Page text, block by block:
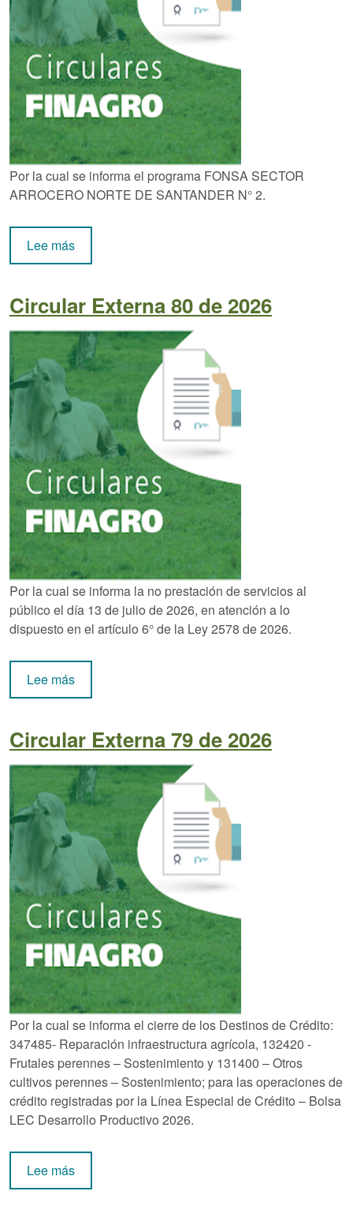
Por la cual se informa el programa FONSA SECTOR
ARROCERO NORTE DE SANTANDER N° 2.
Lee mássobre Circular Externa 81 de 2026
Circular Externa 80 de 2026
Por la cual se informa la no prestación de servicios al
público el día 13 de julio de 2026, en atención a lo
dispuesto en el artículo 6° de la Ley 2578 de 2026.
Lee mássobre Circular Externa 80 de 2026
Circular Externa 79 de 2026
Por la cual se informa el cierre de los Destinos de Crédito:
347485- Reparación infraestructura agrícola, 132420 -
Frutales perennes – Sostenimiento y 131400 – Otros
cultivos perennes – Sostenimiento; para las operaciones de
crédito registradas por la Línea Especial de Crédito – Bolsa
LEC Desarrollo Productivo 2026.
Lee mássobre Circular Externa 79 de 2026